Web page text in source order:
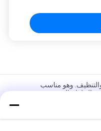
وهو مناسب
الخلط والمزج.
للصدأ مع سرعة قابلة